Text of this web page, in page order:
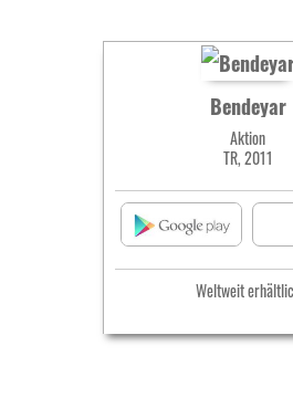
Bendeyar
Aktion
TR, 2011
Weltweit